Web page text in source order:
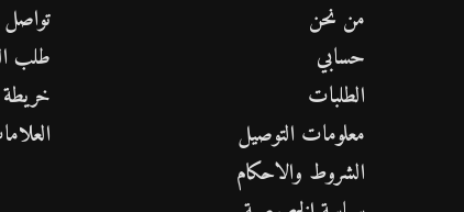
من نحن
حسابي
الطلبات
معلومات التوصيل
الشروط والاحكام
تواصل
طلب
خريطة